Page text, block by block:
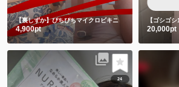
【裏しずか】ぴちぴちマイクロビキニ
4,900pt 20,000pt
24